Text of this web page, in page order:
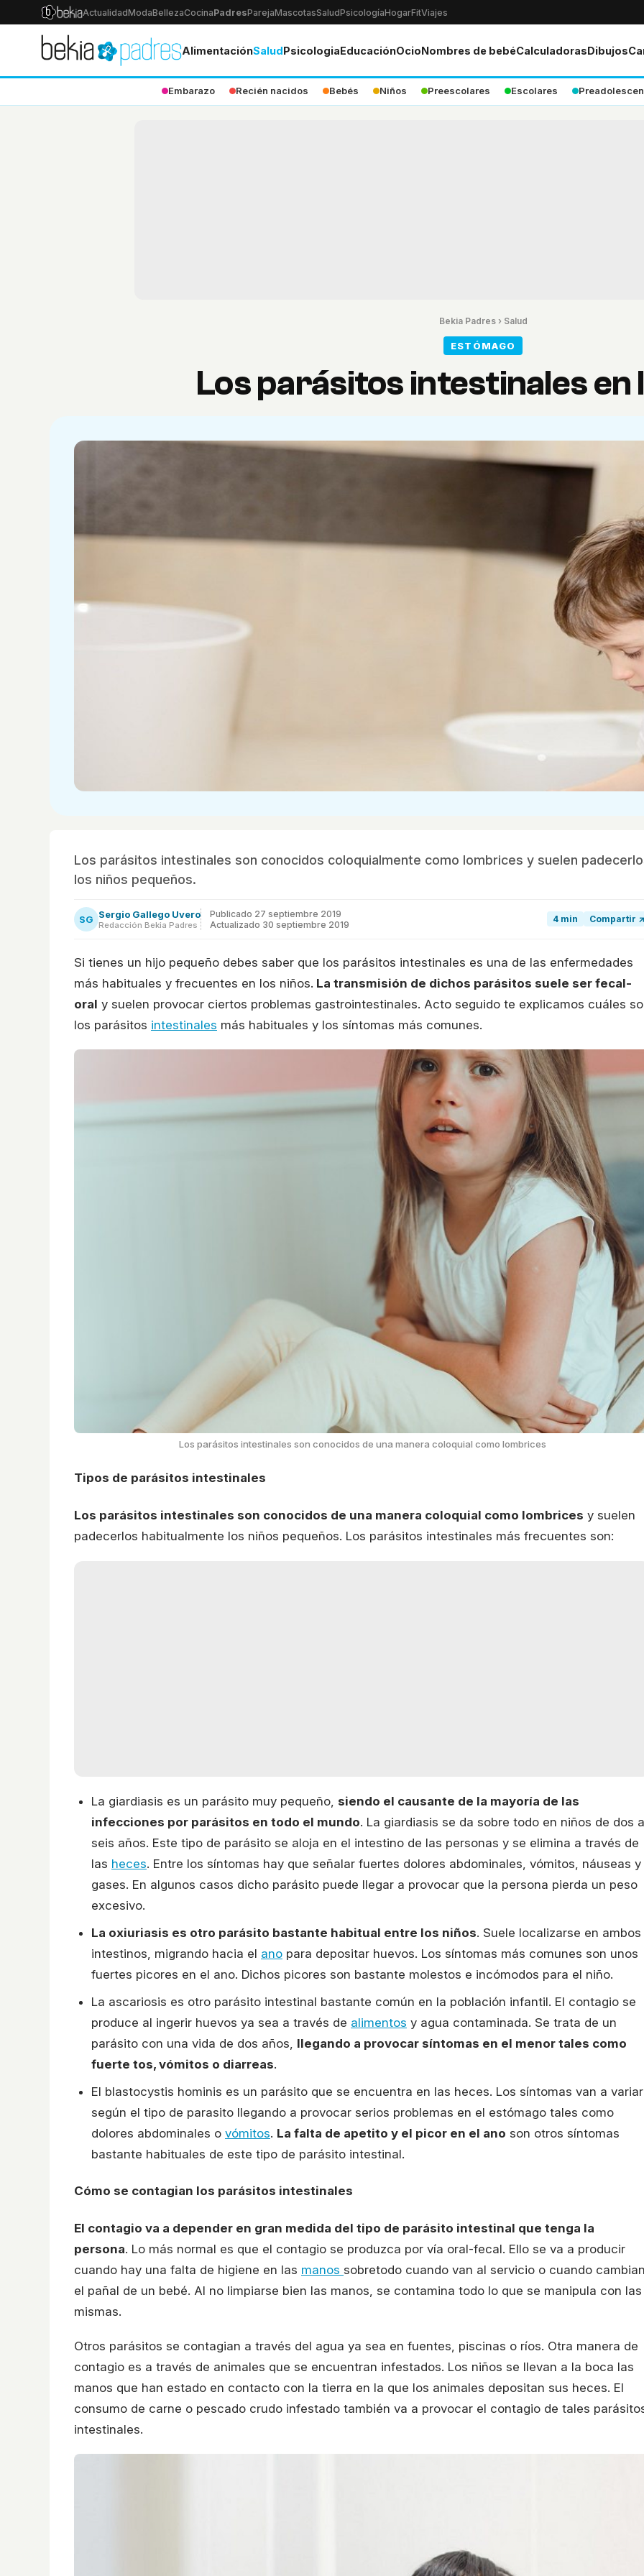
ActualidadModaBellezaCocinaPadresParejaMascotasSaludPsicologíaHogarFitViajes
AlimentaciónSaludPsicologiaEducaciónOcioNombres de bebéCalculadorasDibujos
Embarazo Recién nacidos Bebés Niños Preescolares Escolares
Bekia Padres› Salud
ESTÓMAGO
Los parásitos intestinales en
Los parásitos intestinales son conocidos coloquialmente como lombrices y suelen
los niños pequeños.
SG Sergio Gallego Uvero
Redacción Bekia Padres
Publicado 27 septiembre 2019
Actualizado 30 septiembre 2019
4 min Compartir ↗
Si tienes un hijo pequeño debes saber que los parásitos intestinales es una de las enfermedades
más habituales y frecuentes en los niños. La transmisión de dichos parásitos suele ser fecal-
oral y suelen provocar ciertos problemas gastrointestinales. Acto seguido te explicamos cuáles
los parásitos intestinales más habituales y los síntomas más comunes.
Los parásitos intestinales son conocidos de una manera coloquial como lombrices
Tipos de parásitos intestinales
Los parásitos intestinales son conocidos de una manera coloquial como lombrices y suelen
padecerlos habitualmente los niños pequeños. Los parásitos intestinales más frecuentes son:
La giardiasis es un parásito muy pequeño, siendo el causante de la mayoría de las
infecciones por parásitos en todo el mundo. La giardiasis se da sobre todo en niños de dos a
seis años. Este tipo de parásito se aloja en el intestino de las personas y se elimina a través de
las heces. Entre los síntomas hay que señalar fuertes dolores abdominales, vómitos, náuseas y
gases. En algunos casos dicho parásito puede llegar a provocar que la persona pierda un peso
excesivo.
La oxiuriasis es otro parásito bastante habitual entre los niños. Suele localizarse en ambos
intestinos, migrando hacia el ano para depositar huevos. Los síntomas más comunes son unos
fuertes picores en el ano. Dichos picores son bastante molestos e incómodos para el niño.
La ascariosis es otro parásito intestinal bastante común en la población infantil. El contagio se
produce al ingerir huevos ya sea a través de alimentos y agua contaminada. Se trata de un
parásito con una vida de dos años, llegando a provocar síntomas en el menor tales como
fuerte tos, vómitos o diarreas.
El blastocystis hominis es un parásito que se encuentra en las heces. Los síntomas van a variar
según el tipo de parasito llegando a provocar serios problemas en el estómago tales como
dolores abdominales o vómitos. La falta de apetito y el picor en el ano son otros síntomas
bastante habituales de este tipo de parásito intestinal.
Cómo se contagian los parásitos intestinales
El contagio va a depender en gran medida del tipo de parásito intestinal que tenga la
persona. Lo más normal es que el contagio se produzca por vía oral-fecal. Ello se va a producir
cuando hay una falta de higiene en las manos sobretodo cuando van al servicio o cuando
el pañal de un bebé. Al no limpiarse bien las manos, se contamina todo lo que se manipula con las
mismas.
Otros parásitos se contagian a través del agua ya sea en fuentes, piscinas o ríos. Otra manera de
contagio es a través de animales que se encuentran infestados. Los niños se llevan a la boca las
manos que han estado en contacto con la tierra en la que los animales depositan sus heces. El
consumo de carne o pescado crudo infestado también va a provocar el contagio de tales
intestinales.